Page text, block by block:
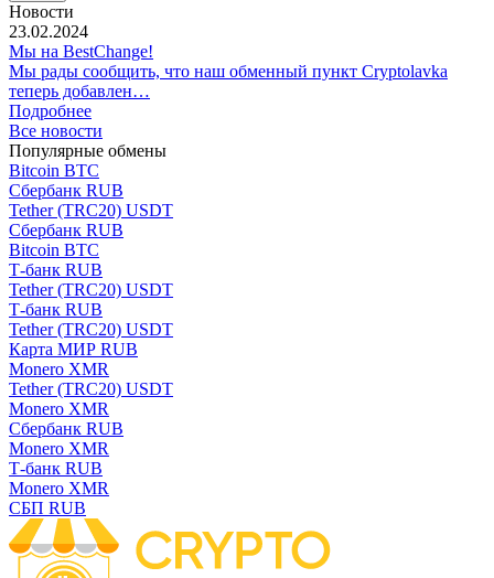
Новости
23.02.2024
Мы на BestChange!
Мы рады сообщить, что наш обменный пункт Cryptolavka
теперь добавлен…
Подробнее
Все новости
Популярные обмены
Bitcoin BTC
Сбербанк RUB
Tether (TRC20) USDT
Сбербанк RUB
Bitcoin BTC
Т-банк RUB
Tether (TRC20) USDT
Т-банк RUB
Tether (TRC20) USDT
Карта МИР RUB
Monero XMR
Tether (TRC20) USDT
Monero XMR
Сбербанк RUB
Monero XMR
Т-банк RUB
Monero XMR
СБП RUB